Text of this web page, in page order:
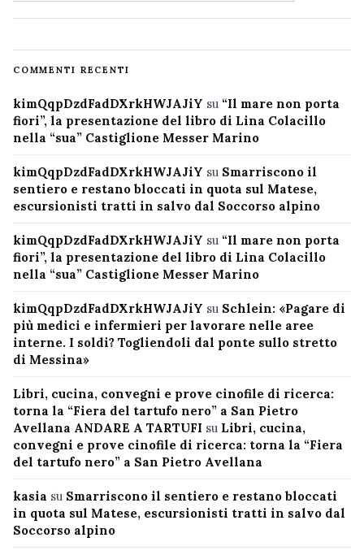
COMMENTI RECENTI
kimQqpDzdFadDXrkHWJAJiY su “Il mare non porta
fiori”, la presentazione del libro di Lina Colacillo
nella “sua” Castiglione Messer Marino
kimQqpDzdFadDXrkHWJAJiY su Smarriscono il
sentiero e restano bloccati in quota sul Matese,
escursionisti tratti in salvo dal Soccorso alpino
kimQqpDzdFadDXrkHWJAJiY su “Il mare non porta
fiori”, la presentazione del libro di Lina Colacillo
nella “sua” Castiglione Messer Marino
kimQqpDzdFadDXrkHWJAJiY su Schlein: «Pagare di
più medici e infermieri per lavorare nelle aree
interne. I soldi? Togliendoli dal ponte sullo stretto
di Messina»
Libri, cucina, convegni e prove cinofile di ricerca:
torna la “Fiera del tartufo nero” a San Pietro
Avellana ANDARE A TARTUFI su Libri, cucina,
convegni e prove cinofile di ricerca: torna la “Fiera
del tartufo nero” a San Pietro Avellana
kasia su Smarriscono il sentiero e restano bloccati
in quota sul Matese, escursionisti tratti in salvo dal
Soccorso alpino